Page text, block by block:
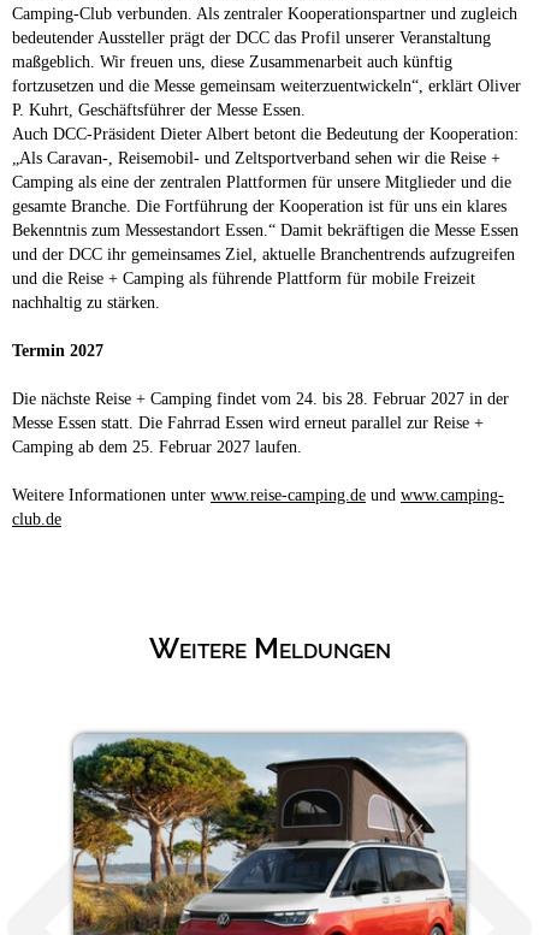
Camping-Club verbunden. Als zentraler Kooperationspartner und zugleich
bedeutender Aussteller prägt der DCC das Profil unserer Veranstaltung
maßgeblich. Wir freuen uns, diese Zusammenarbeit auch künftig
fortzusetzen und die Messe gemeinsam weiterzuentwickeln“, erklärt Oliver
P. Kuhrt, Geschäftsführer der Messe Essen.
Auch DCC-Präsident Dieter Albert betont die Bedeutung der Kooperation:
„Als Caravan-, Reisemobil- und Zeltsportverband sehen wir die Reise +
Camping als eine der zentralen Plattformen für unsere Mitglieder und die
gesamte Branche. Die Fortführung der Kooperation ist für uns ein klares
Bekenntnis zum Messestandort Essen.“ Damit bekräftigen die Messe Essen
und der DCC ihr gemeinsames Ziel, aktuelle Branchentrends aufzugreifen
und die Reise + Camping als führende Plattform für mobile Freizeit
nachhaltig zu stärken.
Termin 2027
Die nächste Reise + Camping findet vom 24. bis 28. Februar 2027 in der
Messe Essen statt. Die Fahrrad Essen wird erneut parallel zur Reise +
Camping ab dem 25. Februar 2027 laufen.
Weitere Informationen unter www.reise-camping.de und www.camping-
club.de
Weitere Meldungen